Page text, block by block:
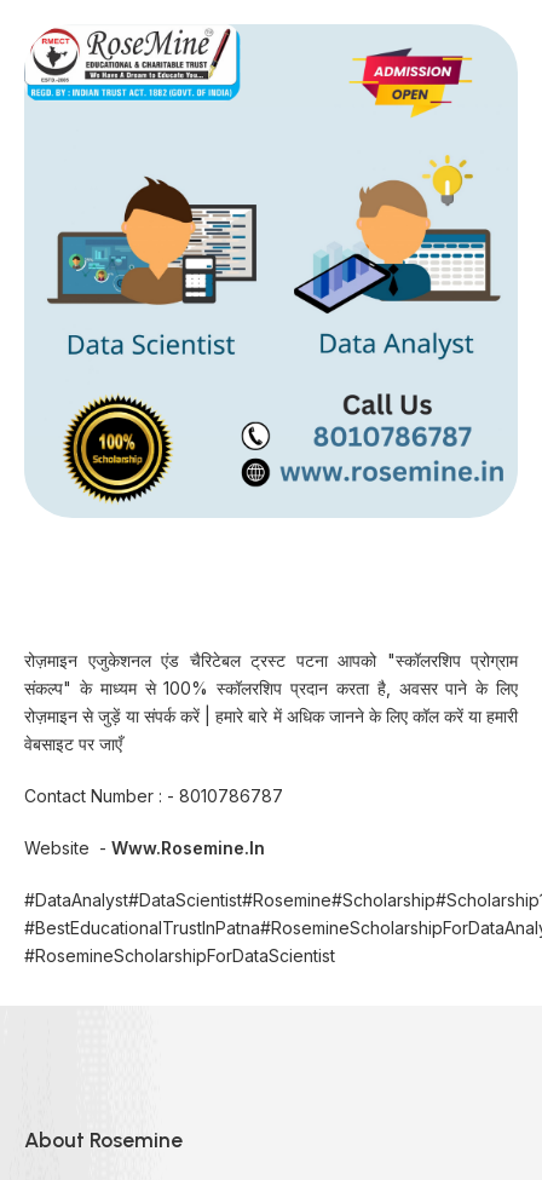
रोज़माइन एजुकेशनल एंड चैरिटेबल ट्रस्ट पटना आपको "स्कॉलरशिप प्रोग्राम
संकल्प" के माध्यम से 100% स्कॉलरशिप प्रदान करता है, अवसर पाने के लिए
रोज़माइन से जुड़ें या संपर्क करें | हमारे बारे में अधिक जानने के लिए कॉल करें या हमारी
वेबसाइट पर जाएँ
Contact Number : - 8010786787
Website - Www.rosemine.in
#RosemineScholarshipForDataScientist
About Rosemine